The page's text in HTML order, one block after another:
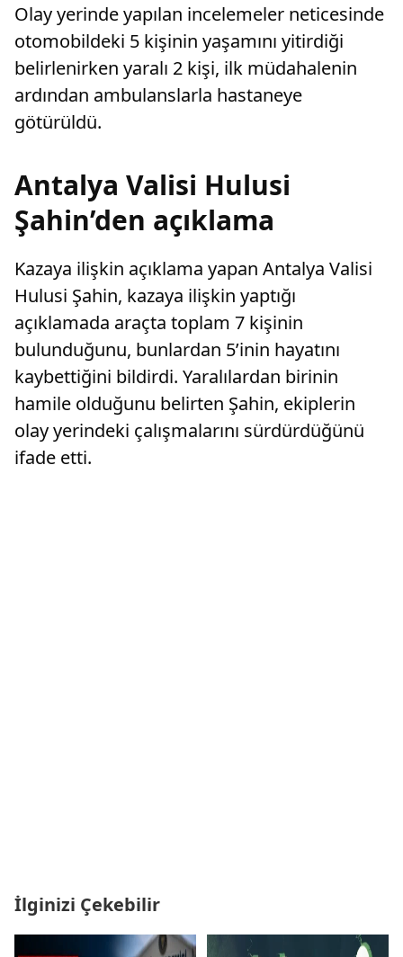
Olay yerinde yapılan incelemeler neticesinde
otomobildeki 5 kişinin yaşamını yitirdiği
belirlenirken yaralı 2 kişi, ilk müdahalenin
ardından ambulanslarla hastaneye
götürüldü.
Antalya Valisi Hulusi
Şahin’den açıklama
Kazaya ilişkin açıklama yapan Antalya Valisi
Hulusi Şahin, kazaya ilişkin yaptığı
açıklamada araçta toplam 7 kişinin
bulunduğunu, bunlardan 5’inin hayatını
kaybettiğini bildirdi. Yaralılardan birinin
hamile olduğunu belirten Şahin, ekiplerin
olay yerindeki çalışmalarını sürdürdüğünü
ifade etti.
İlginizi Çekebilir